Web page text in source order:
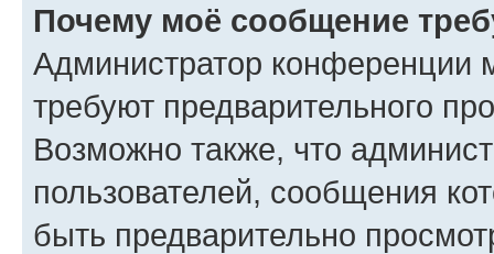
Почему моё сообщение
Администратор конференции
требуют предварительного
Возможно также, что
пользователей, сообщения
быть предварительно